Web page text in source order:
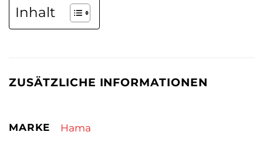
Inhalt
ZUSÄTZLICHE INFORMATIONEN
MARKE Hama